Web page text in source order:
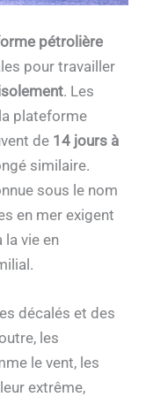
pétrolière
pour travailler
. Les
plateforme
de 14 jours à
similaire.
sous le nom
en mer exigent
la vie en
décalés et des
les
le vent, les
extrême,